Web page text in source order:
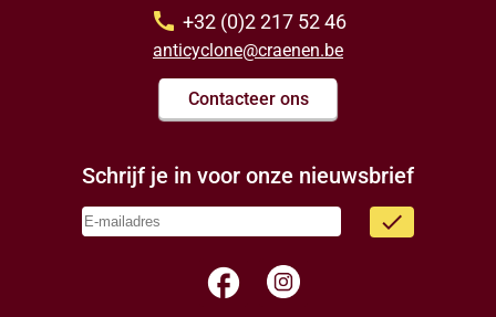
call +32 (0)2 217 52 46
anticyclone@craenen.be
Contacteer ons
Schrijf je in voor onze nieuwsbrief
done
facebook